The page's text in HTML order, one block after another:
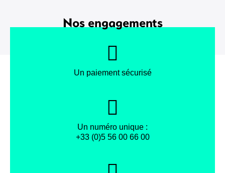
Nos engagements
Un paiement sécurisé
Un numéro unique :
+33 (0)5 56 00 66 00